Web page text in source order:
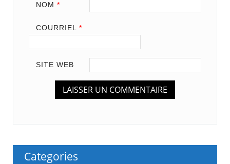
NOM *
COURRIEL *
SITE WEB
Categories